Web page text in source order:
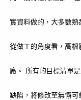
實資料做的，大多數熟
從做工的角度看，高
廠。 所有的目標清單
缺陷，將修改至無懈